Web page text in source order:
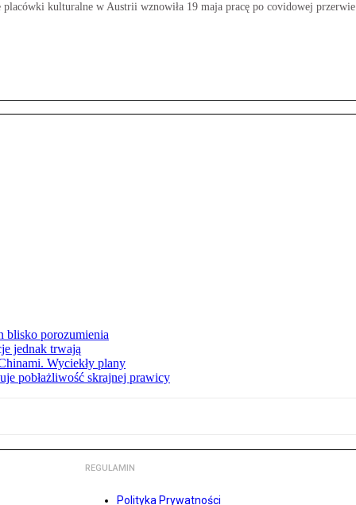
kulturalne w Austrii wznowiła 19 maja pracę po covidowej przerwie
blisko porozumienia
jednak trwają
Wyciekły plany
pobłażliwość skrajnej prawicy
REGULAMIN
Polityka Prywatności